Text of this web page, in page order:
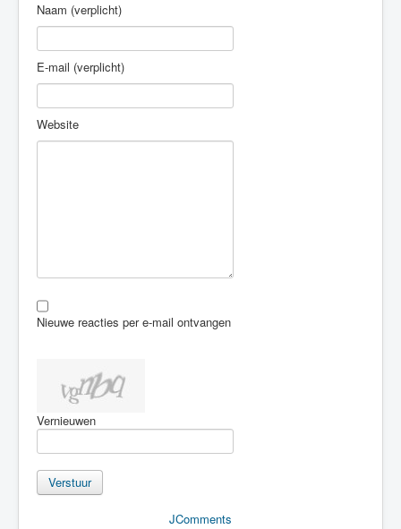
Naam (verplicht)
E-mail (verplicht)
Website
Nieuwe reacties per e-mail ontvangen
Vernieuwen
Verstuur
JComments